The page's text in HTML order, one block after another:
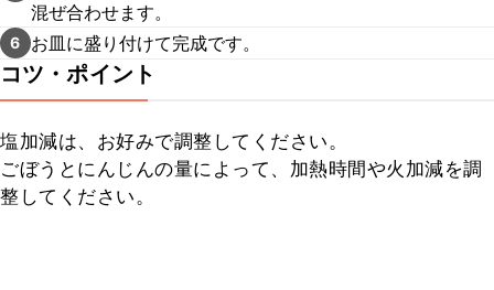
混ぜ合わせます。
6 お皿に盛り付けて完成です。
コツ・ポイント
塩加減は、お好みで調整してください。
ごぼうとにんじんの量によって、加熱時間や火加減を調
整してください。